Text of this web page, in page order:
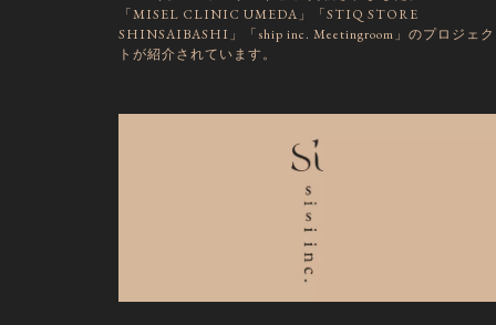
「MISEL CLINIC UMEDA」「STIQ STORE
SHINSAIBASHI」「ship inc. Meetingroom」のプロジェク
トが紹介されています。